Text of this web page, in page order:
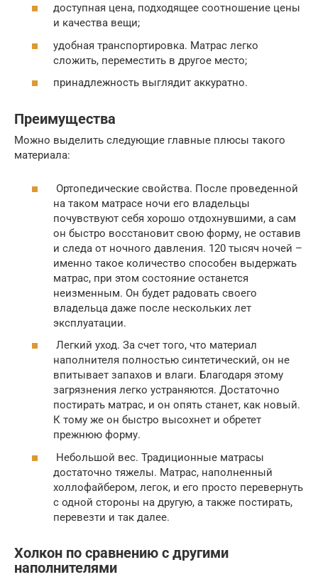
доступная цена, подходящее соотношение цены
и качества вещи;
удобная транспортировка. Матрас легко
сложить, переместить в другое место;
принадлежность выглядит аккуратно.
Преимущества
Можно выделить следующие главные плюсы такого
материала:
Ортопедические свойства. После проведенной
на таком матрасе ночи его владельцы
почувствуют себя хорошо отдохнувшими, а сам
он быстро восстановит свою форму, не оставив
и следа от ночного давления. 120 тысяч ночей –
именно такое количество способен выдержать
матрас, при этом состояние останется
неизменным. Он будет радовать своего
владельца даже после нескольких лет
эксплуатации.
Легкий уход. За счет того, что материал
наполнителя полностью синтетический, он не
впитывает запахов и влаги. Благодаря этому
загрязнения легко устраняются. Достаточно
постирать матрас, и он опять станет, как новый.
К тому же он быстро высохнет и обретет
прежнюю форму.
Небольшой вес. Традиционные матрасы
достаточно тяжелы. Матрас, наполненный
холлофайбером, легок, и его просто перевернуть
с одной стороны на другую, а также постирать,
перевезти и так далее.
Холкон по сравнению с другими
наполнителями